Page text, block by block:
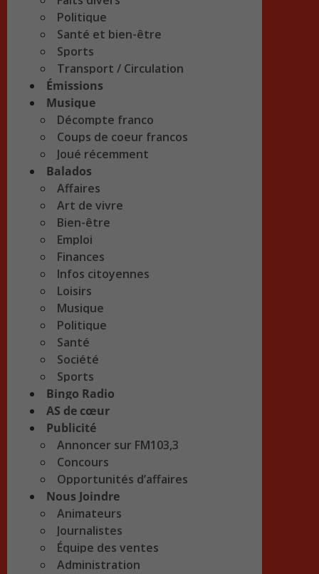
Politique
Santé et bien-être
Sports
Transport / Circulation
Émissions
Musique
Décompte franco
Coups de coeur francos
Joué récemment
Balados
Affaires
Art de vivre
Bien-être
Emploi
Finances
Infos citoyennes
Loisirs
Musique
Politique
Santé
Société
Sports
Bingo Radio
AS de cœur
Publicité
Annoncer sur FM103,3
Concours
Opportunités d’affaires
Nous Joindre
Animateurs
Journalistes
Équipe des ventes
Administration